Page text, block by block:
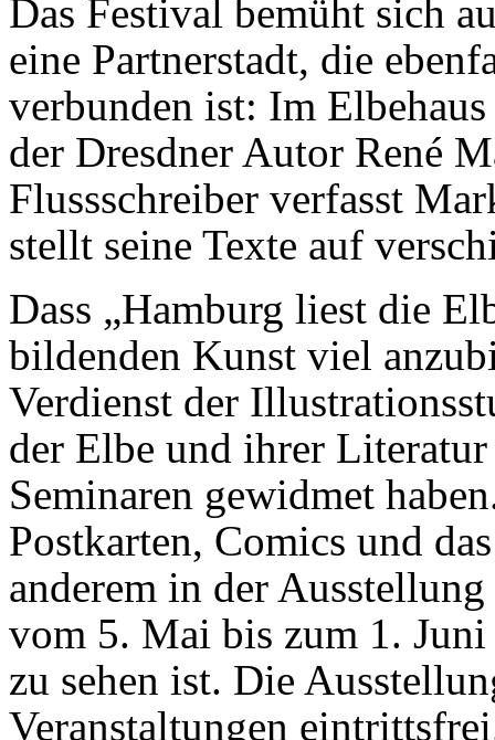
Das Festival bemüht sich
eine Partnerstadt, die
verbunden ist: Im
der Dresdner Autor René
Flussschreiber verfasst
stellt seine Texte auf
Dass „Hamburg liest die
bildenden Kunst viel
Verdienst der
der Elbe und ihrer Literatur
Seminaren gewidmet
Postkarten, Comics und
anderem in der
vom 5. Mai bis zum 1.
zu sehen ist. Die
Veranstaltungen